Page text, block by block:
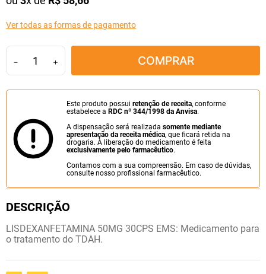
Ver todas as formas de pagamento
＋
－ COMPRAR
Este produto possui retenção de receita, conforme
estabelece a RDC nº 344/1998 da Anvisa.
A dispensação será realizada somente mediante
apresentação da receita médica, que ficará retida na
drogaria. A liberação do medicamento é feita
exclusivamente pelo farmacêutico.
Contamos com a sua compreensão. Em caso de dúvidas,
consulte nosso profissional farmacêutico.
LISDEXANFETAMINA 50MG 30CPS EMS: Medicamento para
o tratamento do TDAH.